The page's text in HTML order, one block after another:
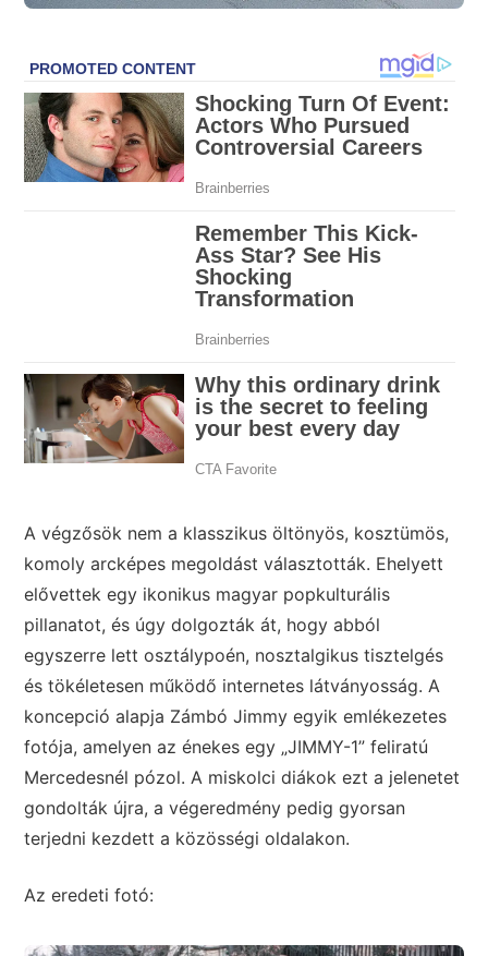
A végzősök nem a klasszikus öltönyös, kosztümös,
komoly arcképes megoldást választották. Ehelyett
elővettek egy ikonikus magyar popkulturális
pillanatot, és úgy dolgozták át, hogy abból
egyszerre lett osztálypoén, nosztalgikus tisztelgés
és tökéletesen működő internetes látványosság. A
koncepció alapja Zámbó Jimmy egyik emlékezetes
fotója, amelyen az énekes egy „JIMMY-1” feliratú
Mercedesnél pózol. A miskolci diákok ezt a jelenetet
gondolták újra, a végeredmény pedig gyorsan
terjedni kezdett a közösségi oldalakon.
Az eredeti fotó: